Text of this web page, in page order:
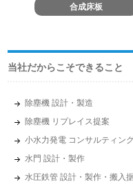
合成床板
当社だからこそできること
除塵機 設計・製造
除塵機 リプレイス提案
小水力発電 コンサルティン
水門 設計・製作
水圧鉄管 設計・製作・搬入